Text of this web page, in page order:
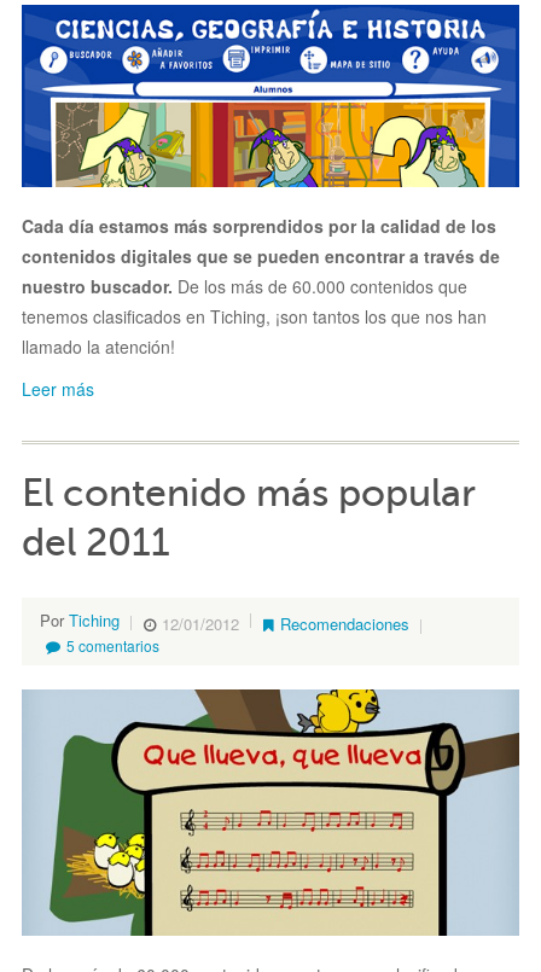
Cada día estamos más sorprendidos por la calidad de los
contenidos digitales que se pueden encontrar a través de
nuestro buscador. De los más de 60.000 contenidos que
tenemos clasificados en Tiching, ¡son tantos los que nos han
llamado la atención!
Leer más
El contenido más popular
del 2011
PorTiching 12/01/2012 Recomendaciones
5 comentarios